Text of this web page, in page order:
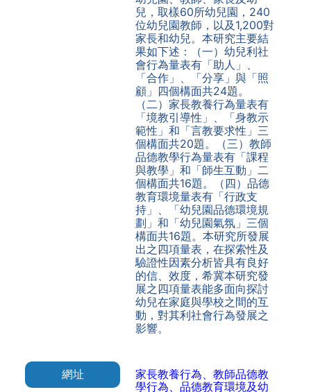
兒，取樣60所幼兒園，240
位幼兒園教師，以及1,200對
家長和幼兒。本研究主要結
果如下述：（一）幼兒利社
會行為量表有「助人」、
「合作」、「分享」與「照
顧」四個構面共24題。
（二）家長教養行為量表有
「境教引導性」、「身教示
範性」和「言教要求性」三
個構面共20題。（三）教師
品德教學行為量表有「課程
與教學」和「師生互動」二
個構面共16題。（四）品德
教育環境量表有「行政支
持」、「幼兒園品德環境規
劃」和「幼兒園氣氛」三個
構面共16題。本研究所發展
出之四項量表，在探索性及
驗證性因素分析皆具有良好
的信、效度，希冀本研究發
展之四項量表能多面向探討
幼兒在家庭與學校之間的互
動，對其利社會行為發展之
影響。
網址
家長教養行為、教師品德教
學行為、品德教育環境及幼